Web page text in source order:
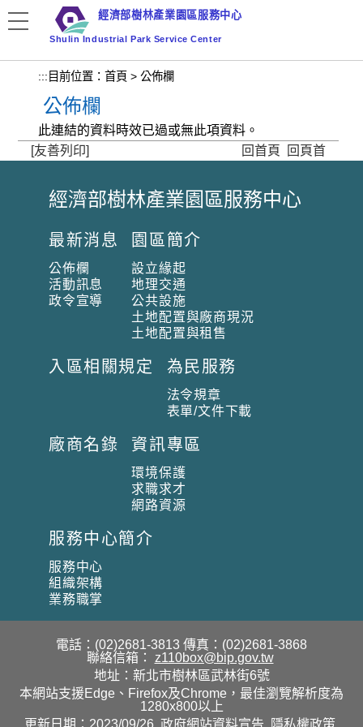
要
容
區
塊
經濟部樹林產業園區服務中心
Shulin Industrial Park Service Center
::: 目前位置： 首頁 > 公佈欄
公佈欄
此連結的資料時效已過或無此項資料。
[友善列印]
回首頁 回頁首
:
:
經濟部樹林產業園區服務中心
最新消息
公佈欄
活動訊息
政令宣導
園區簡介
設立緣起
地理交通
公共設施
土地配置與廠商現況
土地配置與租售
入區相關規定 為民服務
法令規章
表單/文件下載
廠商名錄 資訊專區
環境保護
求職求才
網路資源
服務中心簡介
服務中心
組織架構
業務職掌
電話：(02)2681-3813 傳真：(02)2681-3868
聯絡信箱：
z110box@bip.gov.tw
地址：新北市樹林區武林街6號
本網站支援Edge、Firefox及Chrome，最佳瀏覽解析度為
1280x800以上